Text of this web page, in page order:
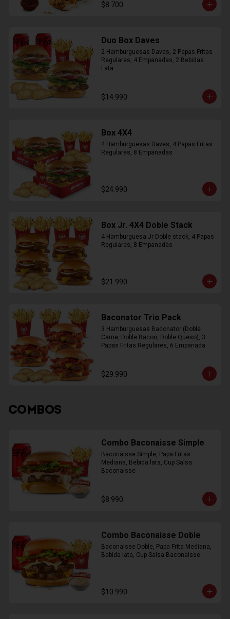
$8.700
Duo Box Daves
2 Hamburguesas Daves, 2 Papas Fritas
Regulares, 4 Empanadas, 2 Bebidas
Lata.
$14.990
Box 4X4
4 Hamburguesas Daves, 4 Papas Fritas
Regulares, 8 Empanadas
$24.990
Box Jr. 4X4 Doble Stack
4 Hamburguesa Jr Doble stack, 4 Papas
Regulares, 8 Empanadas
$21.990
Baconator Trio Pack
3 Hamburguesas Baconator (Doble
Carne, Doble Bacon, Doble Queso), 3
Papas Fritas Regulares, 6 Empanada
$29.990
COMBOS
Combo Baconaisse Simple
Baconaisse Simple, Papa Fritas
Mediana, Bebida lata, Cup Salsa
Baconaisse
$8.990
Combo Baconaisse Doble
Baconaisse Doble, Papa Frita Mediana,
Bebida lata, Cup Salsa Baconaisse
$10.990